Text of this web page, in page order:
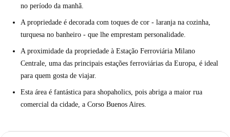
no período da manhã.
A propriedade é decorada com toques de cor - laranja na cozinha,
turquesa no banheiro - que lhe emprestam personalidade.
A proximidade da propriedade à Estação Ferroviária Milano
Centrale, uma das principais estações ferroviárias da Europa, é ideal
para quem gosta de viajar.
Esta área é fantástica para shopaholics, pois abriga a maior rua
comercial da cidade, a Corso Buenos Aires.